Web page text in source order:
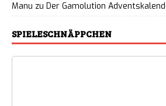
Manu zu Der Gamolution
SPIELESCHNÄPPCHEN